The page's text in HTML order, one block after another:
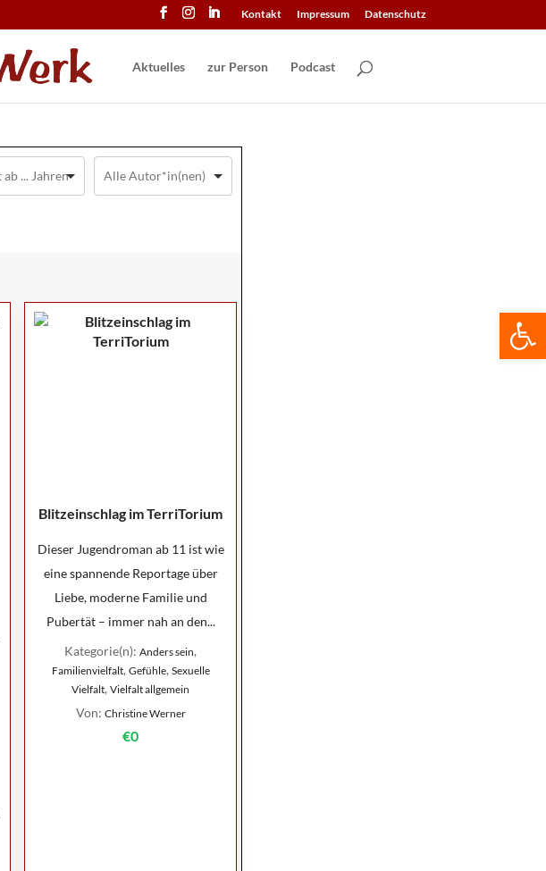
Kontakt Impressum Datenschutz
Aktuelles zur Person Podcast
Blitzeinschlag im TerriTorium
Dieser Jugendroman ab 11 ist wie
eine spannende Reportage über
Liebe, moderne Familie und
Pubertät – immer nah an den...
Kategorie(n): Anders sein,
Familienvielfalt, Gefühle, Sexuelle
Vielfalt, Vielfalt allgemein
Von: Christine Werner
€0